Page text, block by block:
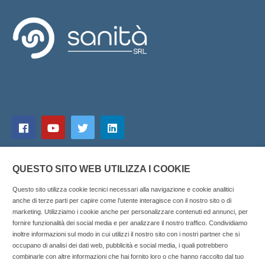
Copyright © 2025 SOCIALFARMA - La piattaforma web per i
QUESTO SITO WEB UTILIZZA I COOKIE
Questo sito utilizza cookie tecnici necessari alla navigazione e cookie analitici
anche di terze parti per capire come l’utente interagisce con il nostro sito o di
marketing. Utilizziamo i cookie anche per personalizzare contenuti ed annunci, per
fornire funzionalità dei social media e per analizzare il nostro traffico. Condividiamo
inoltre informazioni sul modo in cui utilizzi il nostro sito con i nostri partner che si
occupano di analisi dei dati web, pubblicità e social media, i quali potrebbero
combinarle con altre informazioni che hai fornito loro o che hanno raccolto dal tuo